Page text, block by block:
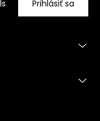
Prihlásiť sa